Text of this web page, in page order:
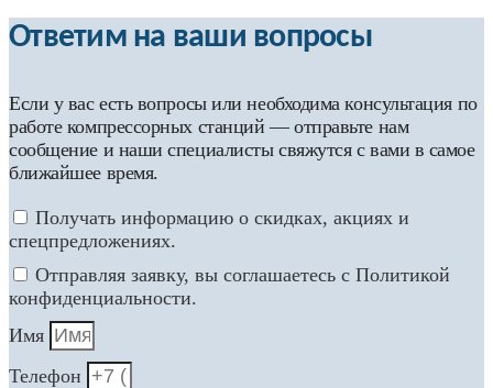
Ответим на ваши вопросы
Если у вас есть вопросы или необходима консультация по
работе компрессорных станций — отправьте нам
сообщение и наши специалисты свяжутся с вами в самое
ближайшее время.
Получать информацию о скидках, акциях и
спецпредложениях.
Отправляя заявку, вы соглашаетесь с Политикой
конфиденциальности.
Имя
Телефон